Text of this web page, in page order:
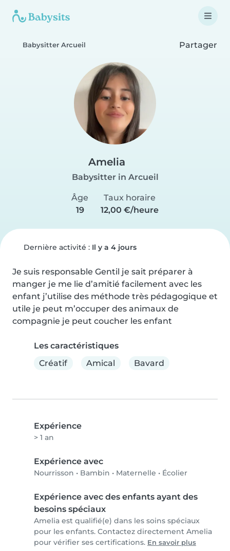
Babysitter Arcueil Partager
Amelia
Babysitter in Arcueil
Âge
19
Taux horaire
12,00 €/heure
Dernière activité : Il y a 4 jours
Je suis responsable Gentil je sait préparer à
manger je me lie d’amitié facilement avec les
enfant j’utilise des méthode très pédagogique et
utile je peut m’occuper des animaux de
compagnie je peut coucher les enfant
Les caractéristiques
Créatif
Amical Bavard
Expérience
> 1 an
Expérience avec
Nourrisson • Bambin • Maternelle • Écolier
Expérience avec des enfants ayant des
besoins spéciaux
Amelia est qualifié(e) dans les soins spéciaux
pour les enfants. Contactez directement Amelia
pour vérifier ses certifications. En savoir plus